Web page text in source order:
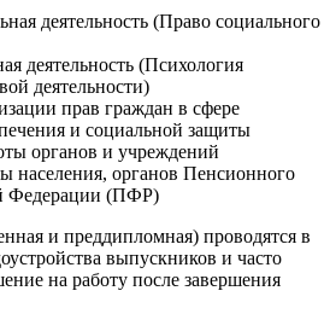
деятельность (Право социального
деятельность (Психология
деятельности)
прав граждан в сфере
и социальной защиты
органов и учреждений
населения, органов Пенсионного
Федерации (ПФР)
и преддипломная) проводятся в
выпускников и часто
на работу после завершения